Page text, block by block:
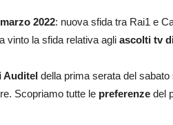
2022: nuova sfida tra Rai1 e
vinto la sfida relativa agli ascolti tv
Auditel della prima serata del
Scopriamo tutte le preferenze del